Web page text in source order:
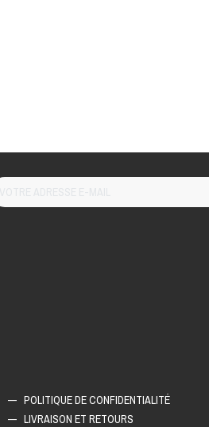
POLITIQUE DE CONFIDENTIALITÉ
LIVRAISON ET RETOURS